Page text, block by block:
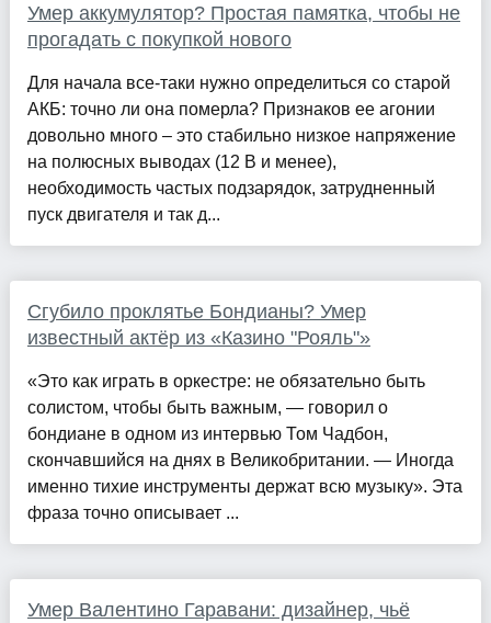
Умер аккумулятор? Простая памятка, чтобы не
прогадать с покупкой нового
Для начала все-таки нужно определиться со старой
АКБ: точно ли она померла? Признаков ее агонии
довольно много – это стабильно низкое напряжение
на полюсных выводах (12 В и менее),
необходимость частых подзарядок, затрудненный
пуск двигателя и так д...
Сгубило проклятье Бондианы? Умер
известный актёр из «Казино "Рояль"»
«Это как играть в оркестре: не обязательно быть
солистом, чтобы быть важным, — говорил о
бондиане в одном из интервью Том Чадбон,
скончавшийся на днях в Великобритании. — Иногда
именно тихие инструменты держат всю музыку». Эта
фраза точно описывает ...
Умер Валентино Гаравани: дизайнер, чьё